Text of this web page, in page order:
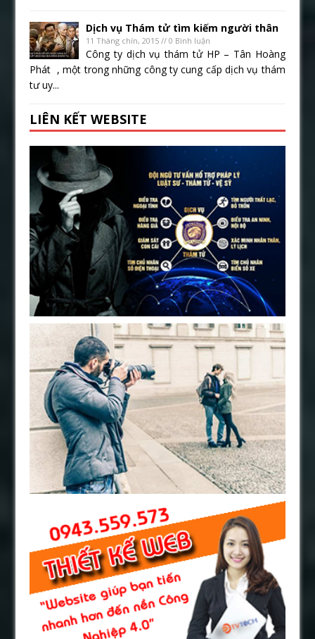
Dịch vụ Thám tử tìm kiếm người thân
11 Tháng chín, 2015 // 0 Bình luận
Công ty dịch vụ thám tử HP – Tân Hoàng
Phát , một trong những công ty cung cấp dịch vụ thám
tư uy...
LIÊN KẾT WEBSITE